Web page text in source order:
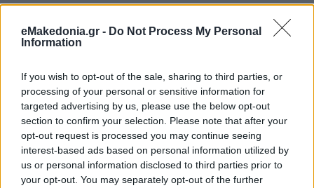
eMakedonia.gr - Do Not Process My Personal
Information
If you wish to opt-out of the sale, sharing to third parties, or
processing of your personal or sensitive information for
targeted advertising by us, please use the below opt-out
section to confirm your selection. Please note that after your
opt-out request is processed you may continue seeing
interest-based ads based on personal information utilized by
us or personal information disclosed to third parties prior to
your opt-out. You may separately opt-out of the further
ΚΟΙΝΩΝΙΑ